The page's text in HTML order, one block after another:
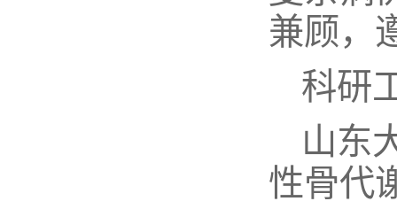
兼顾，
科研
山东
性骨代